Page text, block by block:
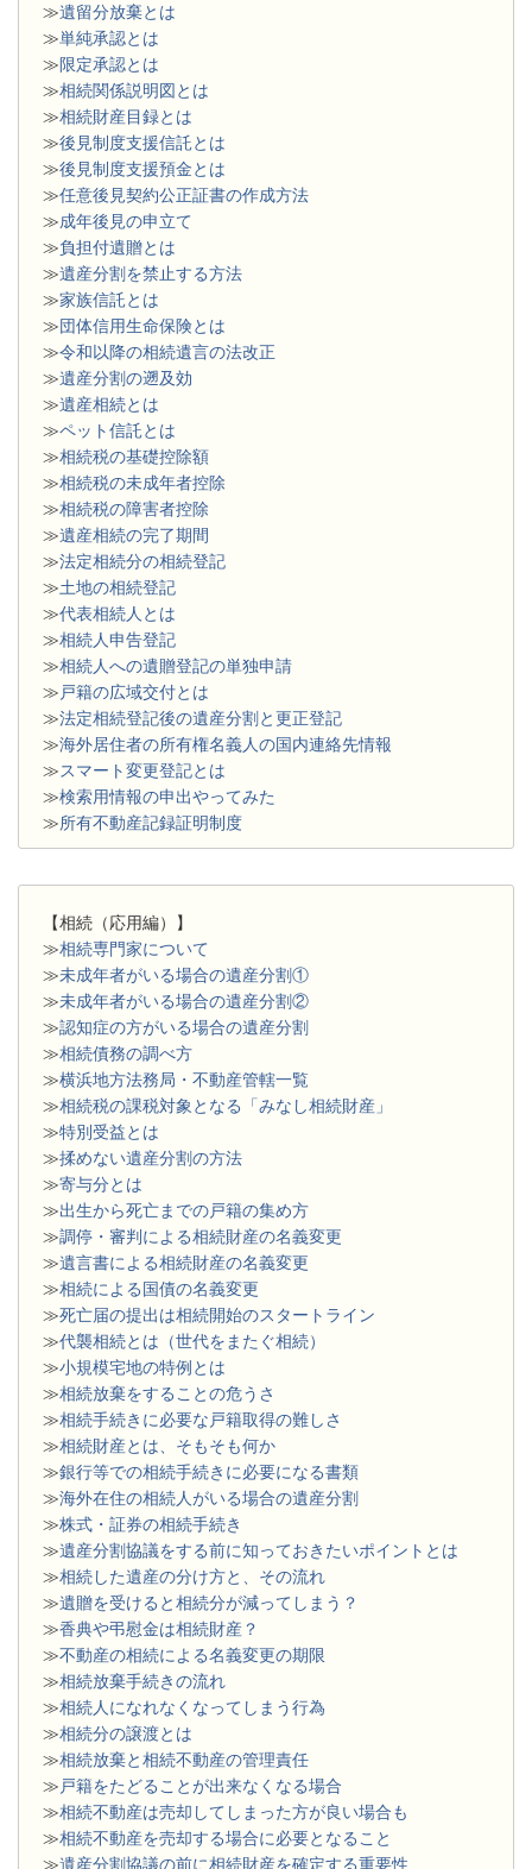
≫遺留分放棄とは
≫単純承認とは
≫限定承認とは
≫相続関係説明図とは
≫相続財産目録とは
≫後見制度支援信託とは
≫後見制度支援預金とは
≫任意後見契約公正証書の作成方法
≫成年後見の申立て
≫負担付遺贈とは
≫遺産分割を禁止する方法
≫家族信託とは
≫団体信用生命保険とは
≫令和以降の相続遺言の法改正
≫遺産分割の遡及効
≫遺産相続とは
≫ペット信託とは
≫相続税の基礎控除額
≫相続税の未成年者控除
≫相続税の障害者控除
≫遺産相続の完了期間
≫法定相続分の相続登記
≫土地の相続登記
≫代表相続人とは
≫相続人申告登記
≫相続人への遺贈登記の単独申請
≫ 戸籍の広域交付とは
≫法定相続登記後の遺産分割と更正登記
≫海外居住者の所有権名義人の国内連絡先情報
≫スマート変更登記とは
≫検索用情報の申出やってみた
≫所有不動産記録証明制度
【相続（応用編）】
≫相続専門家について
≫未成年者がいる場合の遺産分割①
≫未成年者がいる場合の遺産分割②
≫認知症の方がいる場合の遺産分割
≫相続債務の調べ方
≫横浜地方法務局・不動産管轄一覧
≫相続税の課税対象となる「みなし相続財産」
≫特別受益とは
≫揉めない遺産分割の方法
≫寄与分とは
≫出生から死亡までの戸籍の集め方
≫調停・審判による相続財産の名義変更
≫遺言書による相続財産の名義変更
≫相続による国債の名義変更
≫死亡届の提出は相続開始のスタートライン
≫代襲相続とは（世代をまたぐ相続）
≫小規模宅地の特例とは
≫相続放棄をすることの危うさ
≫相続手続きに必要な戸籍取得の難しさ
≫相続財産とは、そもそも何か
≫銀行等での相続手続きに必要になる書類
​≫海外在住の相続人がいる場合の遺産分割
≫株式・証券の相続手続き
≫遺産分割協議をする前に知っておきたいポイントとは
≫相続した遺産の分け方と、その流れ
≫遺贈を受けると相続分が減ってしまう？
≫香典や弔慰金は相続財産？
≫不動産の相続による名義変更の期限
≫相続放棄手続きの流れ
≫相続人になれなくなってしまう行為
≫相続分の譲渡とは
​≫相続放棄と相続不動産の管理責任
≫ 戸籍をたどることが出来なくなる場合
≫相続不動産は売却してしまった方が良い場合も
≫相続不動産を売却する場合に必要となること
≫遺産分割協議の前に相続財産を確定する重要性